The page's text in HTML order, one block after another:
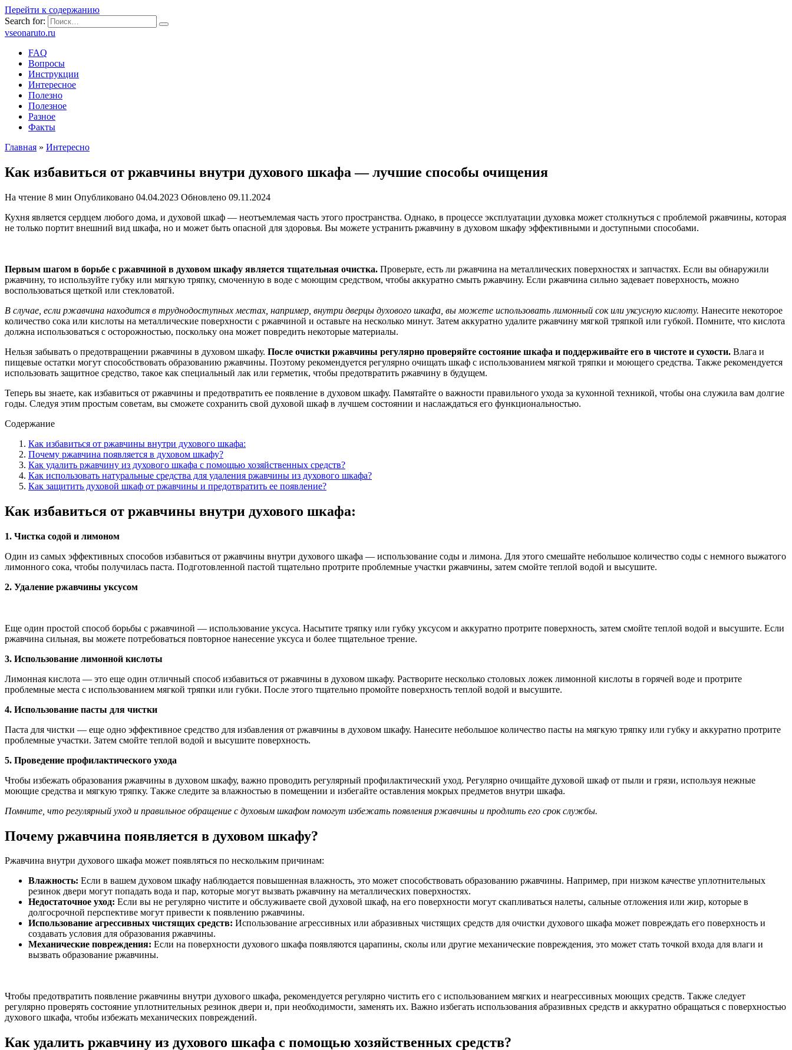
Перейти к содержанию
Search for:
vseonaruto.ru
FAQ
Вопросы
Инструкции
Интересное
Полезно
Полезное
Разное
Факты
Главная » Интересно
Как избавиться от ржавчины внутри духового шкафа — лучшие способы очищения
На чтение 8 мин Опубликовано 04.04.2023 Обновлено 09.11.2024
Кухня является сердцем любого дома, и духовой шкаф — неотъемлемая часть этого пространства. Однако, в процессе эксплуатации духовка может столкнуться с проблемой ржавчины, которая
не только портит внешний вид шкафа, но и может быть опасной для здоровья. Вы можете устранить ржавчину в духовом шкафу эффективными и доступными способами.
Первым шагом в борьбе с ржавчиной в духовом шкафу является тщательная очистка. Проверьте, есть ли ржавчина на металлических поверхностях и запчастях. Если вы обнаружили
ржавчину, то используйте губку или мягкую тряпку, смоченную в воде с моющим средством, чтобы аккуратно смыть ржавчину. Если ржавчина сильно задевает поверхность, можно
воспользоваться щеткой или стекловатой.
В случае, если ржавчина находится в труднодоступных местах, например, внутри дверцы духового шкафа, вы можете использовать лимонный сок или уксусную кислоту. Нанесите некоторое
количество сока или кислоты на металлические поверхности с ржавчиной и оставьте на несколько минут. Затем аккуратно удалите ржавчину мягкой тряпкой или губкой. Помните, что кислота
должна использоваться с осторожностью, поскольку она может повредить некоторые материалы.
Нельзя забывать о предотвращении ржавчины в духовом шкафу. После очистки ржавчины регулярно проверяйте состояние шкафа и поддерживайте его в чистоте и сухости. Влага и
пищевые остатки могут способствовать образованию ржавчины. Поэтому рекомендуется регулярно очищать шкаф с использованием мягкой тряпки и моющего средства. Также рекомендуется
использовать защитное средство, такое как специальный лак или герметик, чтобы предотвратить ржавчину в будущем.
Теперь вы знаете, как избавиться от ржавчины и предотвратить ее появление в духовом шкафу. Памятайте о важности правильного ухода за кухонной техникой, чтобы она служила вам долгие
годы. Следуя этим простым советам, вы сможете сохранить свой духовой шкаф в лучшем состоянии и наслаждаться его функциональностью.
Содержание
Как избавиться от ржавчины внутри духового шкафа:
Почему ржавчина появляется в духовом шкафу?
Как удалить ржавчину из духового шкафа с помощью хозяйственных средств?
Как использовать натуральные средства для удаления ржавчины из духового шкафа?
Как защитить духовой шкаф от ржавчины и предотвратить ее появление?
Как избавиться от ржавчины внутри духового шкафа:
1. Чистка содой и лимоном
Один из самых эффективных способов избавиться от ржавчины внутри духового шкафа — использование соды и лимона. Для этого смешайте небольшое количество соды с немного выжатого
лимонного сока, чтобы получилась паста. Подготовленной пастой тщательно протрите проблемные участки ржавчины, затем смойте теплой водой и высушите.
2. Удаление ржавчины уксусом
Еще один простой способ борьбы с ржавчиной — использование уксуса. Насытите тряпку или губку уксусом и аккуратно протрите поверхность, затем смойте теплой водой и высушите. Если
ржавчина сильная, вы можете потребоваться повторное нанесение уксуса и более тщательное трение.
3. Использование лимонной кислоты
Лимонная кислота — это еще один отличный способ избавиться от ржавчины в духовом шкафу. Растворите несколько столовых ложек лимонной кислоты в горячей воде и протрите
проблемные места с использованием мягкой тряпки или губки. После этого тщательно промойте поверхность теплой водой и высушите.
4. Использование пасты для чистки
Паста для чистки — еще одно эффективное средство для избавления от ржавчины в духовом шкафу. Нанесите небольшое количество пасты на мягкую тряпку или губку и аккуратно протрите
проблемные участки. Затем смойте теплой водой и высушите поверхность.
5. Проведение профилактического ухода
Чтобы избежать образования ржавчины в духовом шкафу, важно проводить регулярный профилактический уход. Регулярно очищайте духовой шкаф от пыли и грязи, используя нежные
моющие средства и мягкую тряпку. Также следите за влажностью в помещении и избегайте оставления мокрых предметов внутри шкафа.
Помните, что регулярный уход и правильное обращение с духовым шкафом помогут избежать появления ржавчины и продлить его срок службы.
Почему ржавчина появляется в духовом шкафу?
Ржавчина внутри духового шкафа может появляться по нескольким причинам:
Влажность: Если в вашем духовом шкафу наблюдается повышенная влажность, это может способствовать образованию ржавчины. Например, при низком качестве уплотнительных
резинок двери могут попадать вода и пар, которые могут вызвать ржавчину на металлических поверхностях.
Недостаточное уход: Если вы не регулярно чистите и обслуживаете свой духовой шкаф, на его поверхности могут скапливаться налеты, сальные отложения или жир, которые в
долгосрочной перспективе могут привести к появлению ржавчины.
Использование агрессивных чистящих средств: Использование агрессивных или абразивных чистящих средств для очистки духового шкафа может повреждать его поверхность и
создавать условия для образования ржавчины.
Механические повреждения: Если на поверхности духового шкафа появляются царапины, сколы или другие механические повреждения, это может стать точкой входа для влаги и
вызвать образование ржавчины.
Чтобы предотвратить появление ржавчины внутри духового шкафа, рекомендуется регулярно чистить его с использованием мягких и неагрессивных моющих средств. Также следует
регулярно проверять состояние уплотнительных резинок двери и, при необходимости, заменять их. Важно избегать использования абразивных средств и аккуратно обращаться с поверхностью
духового шкафа, чтобы избежать механических повреждений.
Как удалить ржавчину из духового шкафа с помощью хозяйственных средств?